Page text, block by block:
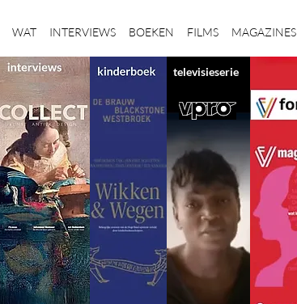
WAT INTERVIEWS BOEKEN FILMS MAGAZINES
televisieserie